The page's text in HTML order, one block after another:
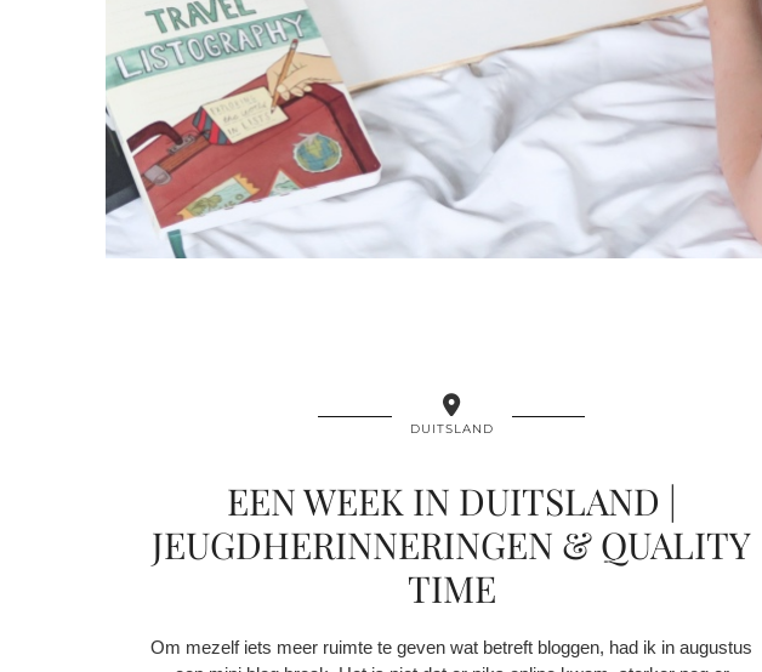
DUITSLAND
EEN WEEK IN DUITSLAND |
JEUGDHERINNERINGEN & QUALITY
TIME
Om mezelf iets meer ruimte te geven wat betreft bloggen, had ik in augustus